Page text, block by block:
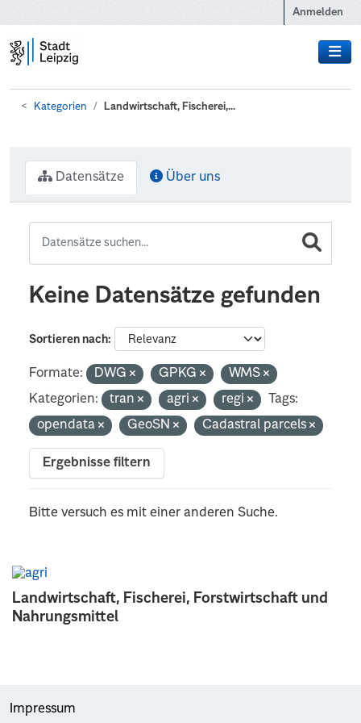
Anmelden
Kategorien Landwirtschaft, Fischerei,...
Landwirtschaft, Fischerei, Forstwirtschaft und
Nahrungsmittel
Datensätze Über uns
Keine Datensätze gefunden
Sortieren nach
Formate: DWG GPKG
WMS
Kategorien:
tran agri regi
Tags:
opendata
GeoSN Cadastral parcels
Ergebnisse filtern
Bitte versuch es mit einer anderen Suche.
Impressum